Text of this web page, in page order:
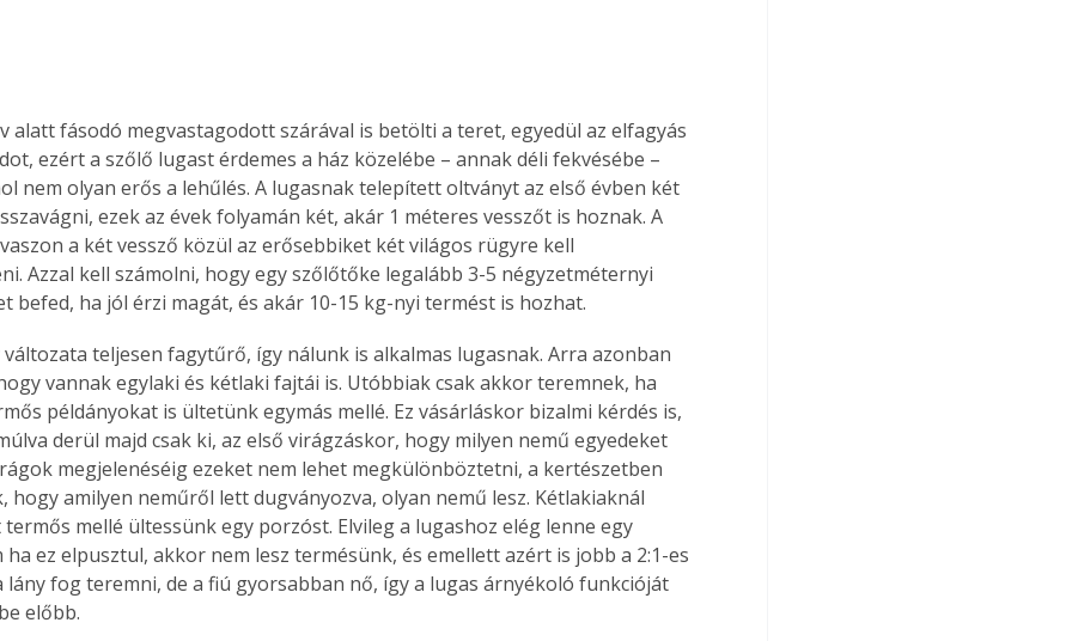
Bárhol,
élve
az
A
alatt fásodó megvastagodott szárával is betölti a teret, egyedül az elfagyás
ezért a szőlő lugast érdemes a ház közelébe – annak déli fekvésébe –
nem olyan erős a lehűlés. A lugasnak telepített oltványt az első évben két
ezek az évek folyamán két, akár 1 méteres vesszőt is hoznak. A
a két vessző közül az erősebbiket két világos rügyre kell
Azzal kell számolni, hogy egy szőlőtőke legalább 3-5 négyzetméternyi
befed, ha jól érzi magát, és akár 10-15 kg-nyi termést is hozhat.
változata teljesen fagytűrő, így nálunk is alkalmas lugasnak. Arra azonban
vannak egylaki és kétlaki fajtái is. Utóbbiak csak akkor teremnek, ha
példányokat is ültetünk egymás mellé. Ez vásárláskor bizalmi kérdés is,
derül majd csak ki, az első virágzáskor, hogy milyen nemű egyedeket
megjelenéséig ezeket nem lehet megkülönböztetni, a kertészetben
hogy amilyen neműről lett dugványozva, olyan nemű lesz. Kétlakiaknál
mellé ültessünk egy porzóst. Elvileg a lugashoz elég lenne egy
ha ez elpusztul, akkor nem lesz termésünk, és emellett azért is jobb a 2:1-es
lány fog teremni, de a fiú gyorsabban nő, így a lugas árnyékoló funkcióját
előbb.